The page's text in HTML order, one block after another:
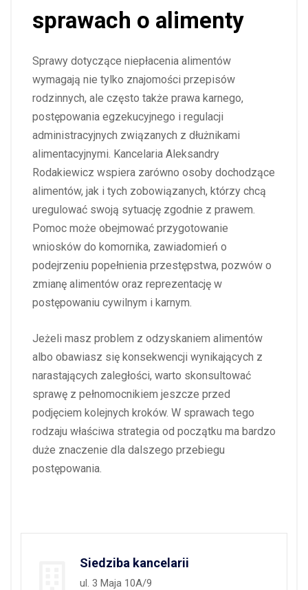
sprawach o alimenty
Sprawy dotyczące niepłacenia alimentów
wymagają nie tylko znajomości przepisów
rodzinnych, ale często także prawa karnego,
postępowania egzekucyjnego i regulacji
administracyjnych związanych z dłużnikami
alimentacyjnymi. Kancelaria Aleksandry
Rodakiewicz wspiera zarówno osoby dochodzące
alimentów, jak i tych zobowiązanych, którzy chcą
uregulować swoją sytuację zgodnie z prawem.
Pomoc może obejmować przygotowanie
wniosków do komornika, zawiadomień o
podejrzeniu popełnienia przestępstwa, pozwów o
zmianę alimentów oraz reprezentację w
postępowaniu cywilnym i karnym.
Jeżeli masz problem z odzyskaniem alimentów
albo obawiasz się konsekwencji wynikających z
narastających zaległości, warto skonsultować
sprawę z pełnomocnikiem jeszcze przed
podjęciem kolejnych kroków. W sprawach tego
rodzaju właściwa strategia od początku ma bardzo
duże znaczenie dla dalszego przebiegu
postępowania.
Siedziba kancelarii
ul. 3 Maja 10A/9